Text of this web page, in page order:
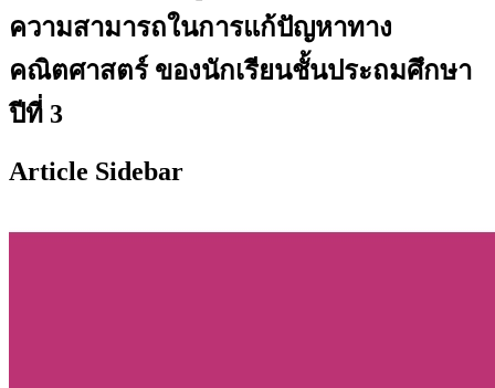
ความสามารถในการแก้ปัญหาทาง
คณิตศาสตร์ ของนักเรียนชั้นประถมศึกษา
ปีที่ 3
Article Sidebar